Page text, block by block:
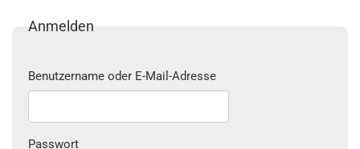
Anmelden
Benutzername oder E-Mail-Adresse
Passwort